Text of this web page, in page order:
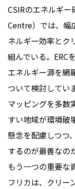
CSIRのエネルギー
Centre）では、幅
ネルギー効率とク
組んでいる。ERC
エネルギー源を網
ついて検討してい
マッピングを多数
すい地域が環境破
懸念を配慮しつつ
するのが最善なの
もう一つの重要な
フリカは、クリー